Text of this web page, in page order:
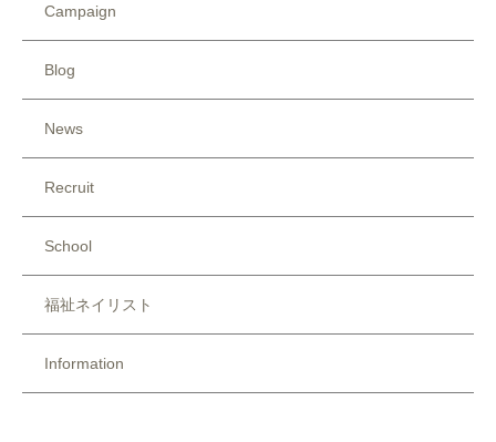
Campaign
Blog
News
Recruit
School
福祉ネイリスト
Information